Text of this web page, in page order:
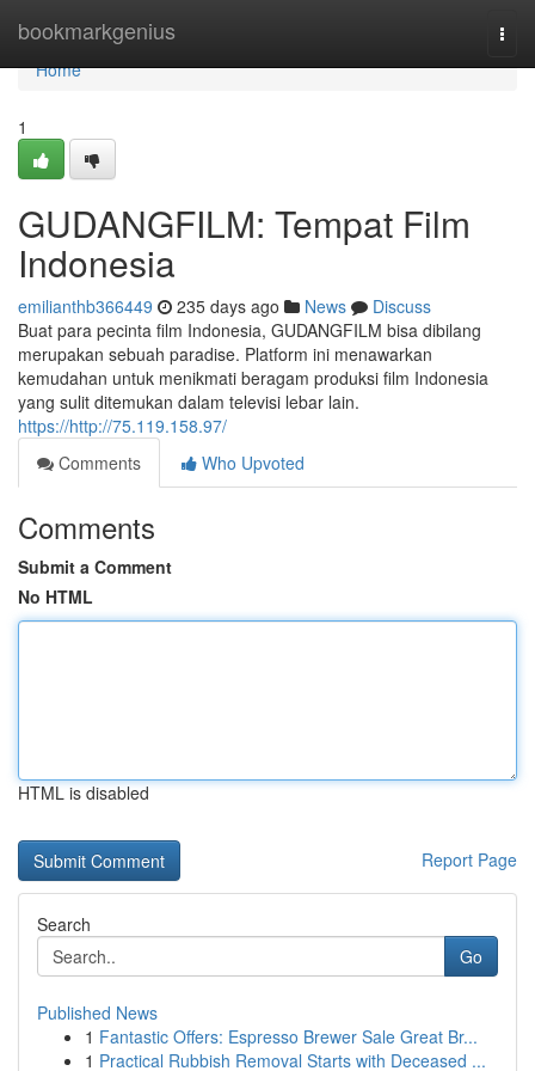
bookmarkgenius
Home
Home
1
GUDANGFILM: Tempat Film
Indonesia
emilianthb366449 235 days ago News
Discuss
Buat para pecinta film Indonesia, GUDANGFILM bisa dibilang
merupakan sebuah paradise. Platform ini menawarkan
kemudahan untuk menikmati beragam produksi film Indonesia
yang sulit ditemukan dalam televisi lebar lain.
https://http://75.119.158.97/
Comments
Who Upvoted
Comments
Submit a Comment
No HTML
HTML is disabled
Report Page
Search
Go
Published News
1 Fantastic Offers: Espresso Brewer Sale Great Br...
1 Practical Rubbish Removal Starts with Deceased ...